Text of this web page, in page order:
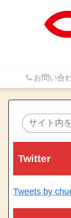
お問い合
Twitter
Tweets by